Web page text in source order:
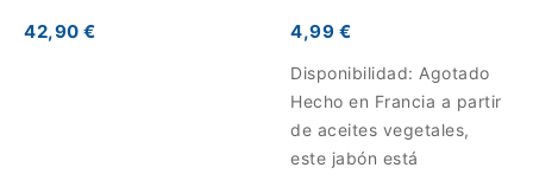
42,90 € 4,99 €
Disponibilidad: Agotado
Hecho en Francia a partir
de aceites vegetales,
este jabón está